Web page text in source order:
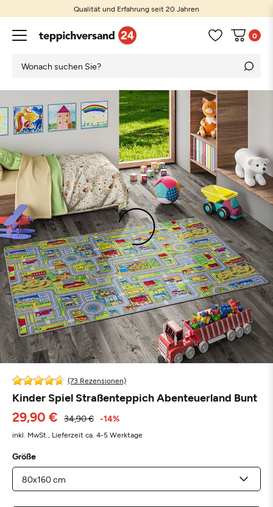
Qualität und Erfahrung seit 20 Jahren
0
(73 Rezensionen)
Kinder Spiel Straßenteppich Abenteuerland Bunt
29,90 € 34,90 € -14%
inkl. MwSt., Lieferzeit ca. 4-5 Werktage
Größe